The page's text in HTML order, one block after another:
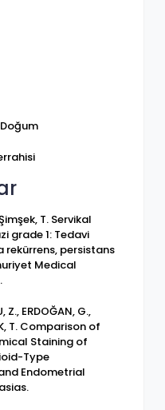
T. Servikal
grade 1: Tedavi
rekürrens, persistans
Medical
Z., ERDOĞAN, G.,
T. Comparison of
Staining of
Type
Endometrial